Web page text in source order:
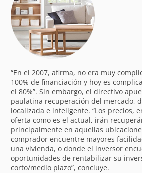
“En el 2007, afirma, no era muy
100% de financiación y hoy es
el 80%”. Sin embargo, el directivo
paulatina recuperación del mercado,
localizada e inteligente. “Los precios,
oferta como es el actual, irán
principalmente en aquellas
comprador encuentre mayores
una vivienda, o donde el inversor
oportunidades de rentabilizar su
corto/medio plazo”, concluye.